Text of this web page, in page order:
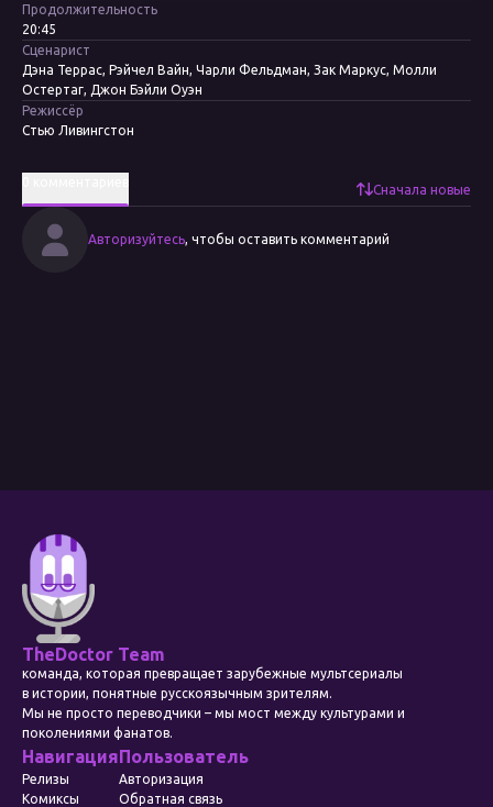
Продолжительность
20:45
Сценарист
Дэна Террас, Рэйчел Вайн, Чарли Фельдман, Зак Маркус, Молли
Остертаг, Джон Бэйли Оуэн
Режиссёр
Стью Ливингстон
Сначала новые
Авторизуйтесь, чтобы оставить комментарий
TheDoctor Team
команда, которая превращает зарубежные мультсериалы
в истории, понятные русскоязычным зрителям.
Мы не просто переводчики – мы мост между культурами и
поколениями фанатов.
Навигация
Релизы
Комиксы
Пользователь
Авторизация
Обратная связь